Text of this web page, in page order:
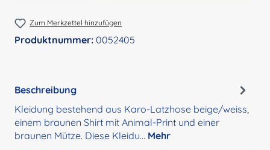
Zum Merkzettel hinzufügen
Produktnummer: 0052405
Beschreibung
Kleidung bestehend aus Karo-Latzhose beige/weiss,
einem braunen Shirt mit Animal-Print und einer
braunen Mütze. Diese Kleidu… Mehr